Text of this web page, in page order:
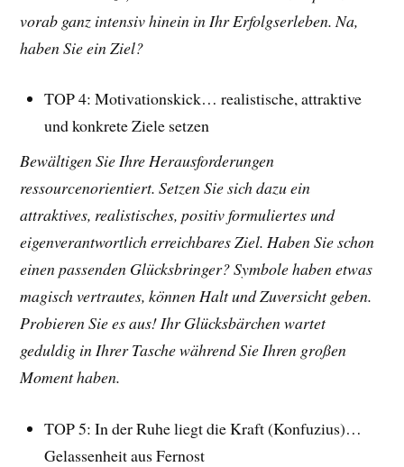
vorab ganz intensiv hinein in Ihr Erfolgserleben. Na,
haben Sie ein Ziel?
TOP 4: Motivationskick… realistische, attraktive
und konkrete Ziele setzen
Bewältigen Sie Ihre Herausforderungen
ressourcenorientiert. Setzen Sie sich dazu ein
attraktives, realistisches, positiv formuliertes und
eigenverantwortlich erreichbares Ziel. Haben Sie schon
einen passenden Glücksbringer? Symbole haben etwas
magisch vertrautes, können Halt und Zuversicht geben.
Probieren Sie es aus! Ihr Glücksbärchen wartet
geduldig in Ihrer Tasche während Sie Ihren großen
Moment haben.
TOP 5: In der Ruhe liegt die Kraft (Konfuzius)…
Gelassenheit aus Fernost